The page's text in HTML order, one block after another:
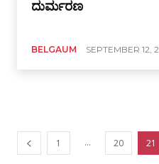
ದುರ್ಮರಣ
BELGAUM SEPTEMBER 12,
1 ... 20 21